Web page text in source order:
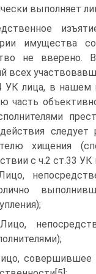
выполняет
имущества
не вверено.
всех
УК лица, в нашем
часть
следует
хищения
с ч.2 ст.33 УК
совершившее